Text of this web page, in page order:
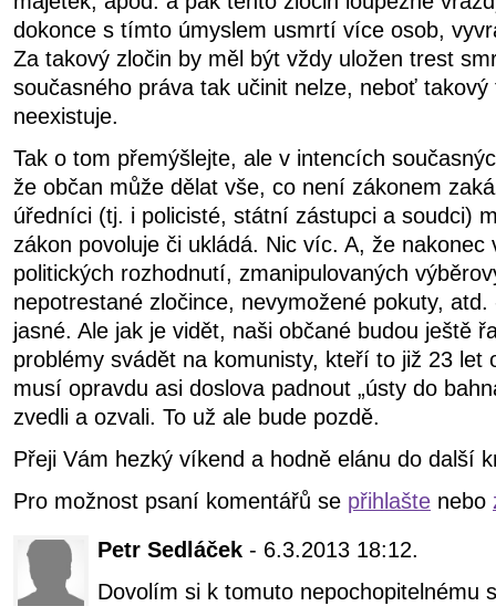
dokonce s tímto úmyslem usmrtí více osob,
Za takový zločin by měl být vždy uložen trest
současného práva tak učinit nelze, neboť
neexistuje.
Tak o tom přemýšlejte, ale v intencích
že občan může dělat vše, co není zákonem
úředníci (tj. i policisté, státní zástupci a soudci)
zákon povoluje či ukládá. Nic víc. A, že nakonec
politických rozhodnutí, zmanipulovaných
nepotrestané zločince, nevymožené pokuty,
jasné. Ale jak je vidět, naši občané budou ještě
problémy svádět na komunisty, kteří to již 23 let
musí opravdu asi doslova padnout „ústy do
zvedli a ozvali. To už ale bude pozdě.
Přeji Vám hezký víkend a hodně elánu do další
Pro možnost psaní komentářů se přihlašte nebo
Petr Sedláček - 6.3.2013 18:12.
Dovolím si k tomuto nepochopitelnému